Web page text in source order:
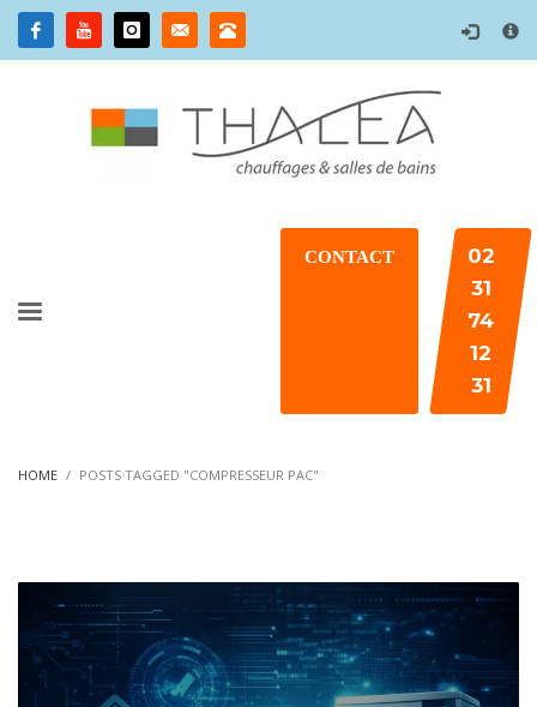
×
CONTACT
02
31
74
12
31
HOME POSTS TAGGED "COMPRESSEUR PAC"